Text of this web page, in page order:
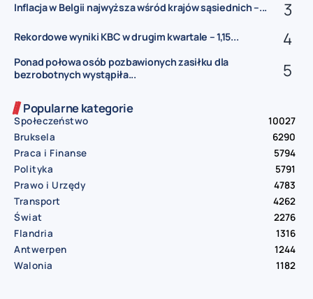
Inflacja w Belgii najwyższa wśród krajów sąsiednich –...
Rekordowe wyniki KBC w drugim kwartale – 1,15...
Ponad połowa osób pozbawionych zasiłku dla
bezrobotnych wystąpiła...
Popularne kategorie
Społeczeństwo
10027
Bruksela
6290
Praca i Finanse
5794
Polityka
5791
Prawo i Urzędy
4783
Transport
4262
Świat
2276
Flandria
1316
Antwerpen
1244
Walonia
1182